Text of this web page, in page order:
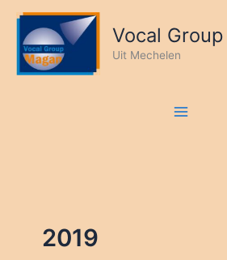
inhoud
Vocal
Uit Mechelen
2019